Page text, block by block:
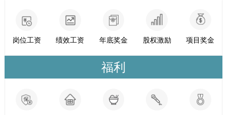
岗位工资 绩效工资 年底奖金 股权激励 项目奖金
福利